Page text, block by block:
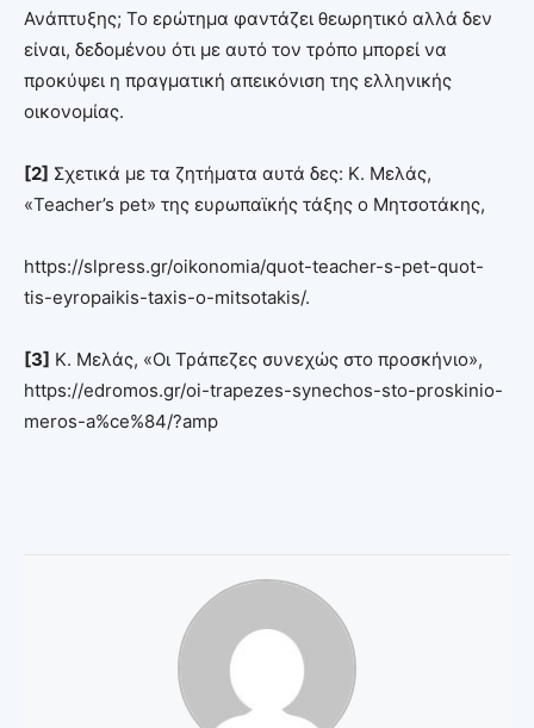
Ανάπτυξης; Το ερώτημα φαντάζει θεωρητικό αλλά δεν
είναι, δεδομένου ότι με αυτό τον τρόπο μπορεί να
προκύψει η πραγματική απεικόνιση της ελληνικής
οικονομίας.
[2] Σχετικά με τα ζητήματα αυτά δες: Κ. Μελάς,
«Teacher’s pet» της ευρωπαϊκής τάξης o Μητσοτάκης,
https://slpress.gr/oikonomia/quot-teacher-s-pet-quot-
tis-eyropaikis-taxis-o-mitsotakis/.
[3] Κ. Μελάς, «Οι Τράπεζες συνεχώς στο προσκήνιο»,
https://edromos.gr/oi-trapezes-synechos-sto-proskinio-
meros-a%ce%84/?amp